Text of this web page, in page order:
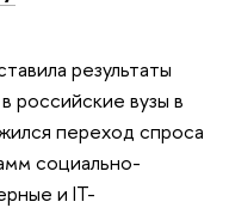
результаты
российские вузы в
переход спроса
социально-
и IT-